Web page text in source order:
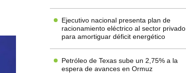
Ejecutivo nacional presenta plan de
racionamiento eléctrico al sector privado
para amortiguar déficit energético
Petróleo de Texas sube un 2,75% a la
espera de avances en Ormuz